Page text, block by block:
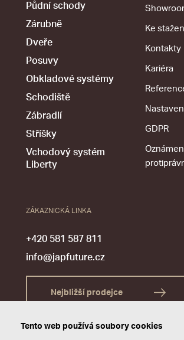
Půdní schody
Zárubně
Dveře
Posuvy
Obkladové systémy
Schodiště
Zábradlí
Stříšky
Vchodový systém
Liberty
Ke
Kontakty
Kariéra
GDPR
ZÁKAZNICKÁ LINKA
+420 581 587 811
info@japfuture.cz
Nejbližší prodejce
Tento web používá soubory cookies